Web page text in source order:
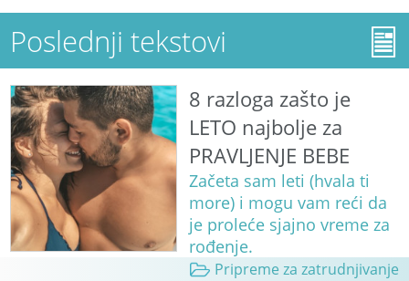
Poslednji tekstovi
8 razloga zašto je
LETO najbolje za
PRAVLJENJE BEBE
Začeta sam leti (hvala ti
more) i mogu vam reći da
je proleće sjajno vreme za
rođenje.
Pripreme za zatrudnjivanje